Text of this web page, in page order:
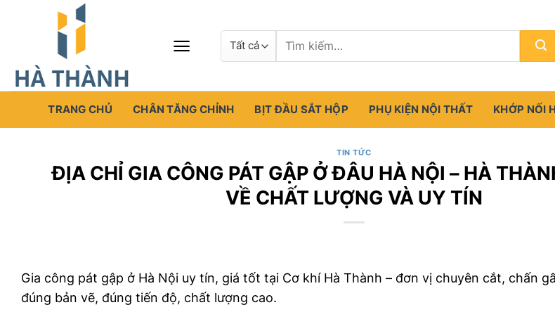
kiếm:
TRANG CHỦ CHÂN TĂNG CHỈNH BỊT ĐẦU SẮT HỘP PHỤ KIỆN NỘI THẤT KHỚP NỐI
TIN TỨC
ĐỊA CHỈ GIA CÔNG PÁT GẬP Ở ĐÂU HÀ NỘI – HÀ
VỀ CHẤT LƯỢNG VÀ UY TÍN
Gia công pát gập ở Hà Nội uy tín, giá tốt tại Cơ khí Hà Thành – đơn vị chuyên cắt, chấn
đúng bản vẽ, đúng tiến độ, chất lượng cao.